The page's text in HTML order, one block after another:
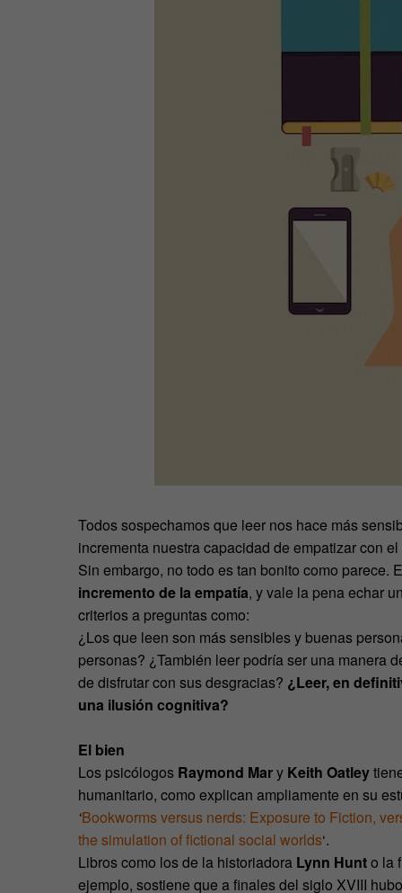
Todos sospechamos que leer nos hace más
incrementa nuestra capacidad de empatizar con
Sin embargo, no todo es tan bonito como parece.
incremento de la empatía, y vale la pena echar
criterios a preguntas como:
¿Los que leen son más sensibles y buenas
personas? ¿También leer podría ser una manera
de disfrutar con sus desgracias? ¿Leer, en
una ilusión cognitiva?
El bien
Los psicólogos Raymond Mary Keith Oatley
humanitario, como explican ampliamente en su
‘Bookworms versus nerds: Exposure to Fiction,
the simulation of fictional social worlds‘.
Libros como los de la historiadora Lynn Hunto la
ejemplo, sostiene que a finales del siglo XVIII